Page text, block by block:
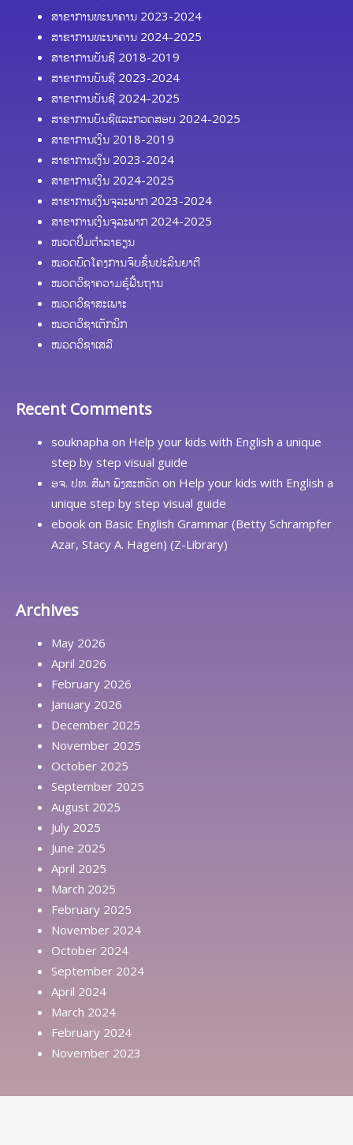
ສາຂາການທະນາຄານ 2023-2024
ສາຂາການທະນາຄານ 2024-2025
ສາຂາການບັນຊີ 2018-2019
ສາຂາການບັນຊີ 2023-2024
ສາຂາການບັນຊີ 2024-2025
ສາຂາການບັນຊີແລະກວດສອບ 2024-2025
ສາຂາການເງິນ 2018-2019
ສາຂາການເງິນ 2023-2024
ສາຂາການເງິນ 2024-2025
ສາຂາການເງິນຈຸລະພາກ 2023-2024
ສາຂາການເງິນຈຸລະພາກ 2024-2025
ໜວດປຶ້ມຕຳລາຮຽນ
ໝວດບົດໂຄງການຈົບຊັ້ນປະລິນຍາຕີ
ໝວດວິຊາຄວາມຮູ້ຟື້ນຖານ
ໝວດວິຊາສະເພາະ
ໝວດວິຊາເຕັກນິກ
ໝວດວິຊາເສລີ
Recent Comments
souknapha on Help your kids with English a unique
step by step visual guide
ອຈ. ປທ. ສີພາ ພົງສະຫວັດ on Help your kids with English a
unique step by step visual guide
ebook on Basic English Grammar (Betty Schrampfer
Azar, Stacy A. Hagen) (Z-Library)
Archives
May 2026
April 2026
February 2026
January 2026
December 2025
November 2025
October 2025
September 2025
August 2025
July 2025
June 2025
April 2025
March 2025
February 2025
November 2024
October 2024
September 2024
April 2024
March 2024
February 2024
November 2023